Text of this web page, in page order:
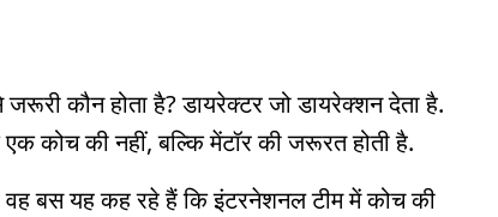
कौन होता है? डायरेक्टर जो डायरेक्शन देता है.
कोच की नहीं, बल्कि मेंटॉर की जरूरत होती है.
बस यह कह रहे हैं कि इंटरनेशनल टीम में कोच की